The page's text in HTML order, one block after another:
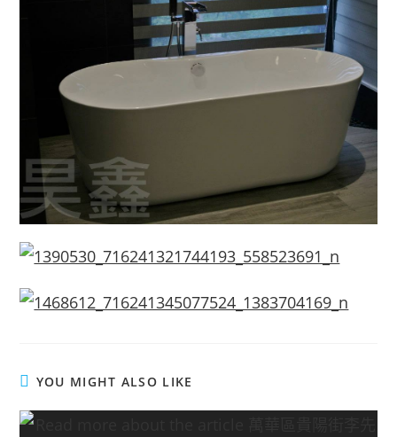
YOU MIGHT ALSO LIKE